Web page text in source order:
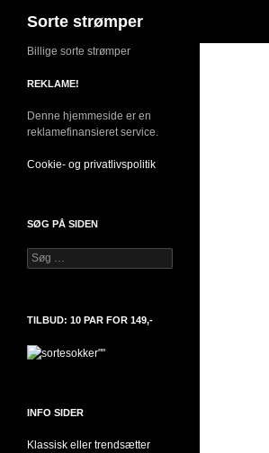
Sorte strømper
Billige sorte strømper
REKLAME!
Denne hjemmeside er en
reklamefinansieret service.
Cookie- og privatlivspolitik
SØG PÅ SIDEN
Søg
efter:
TILBUD: 10 PAR FOR 149,-
INFO SIDER
Klassisk eller trendsætter